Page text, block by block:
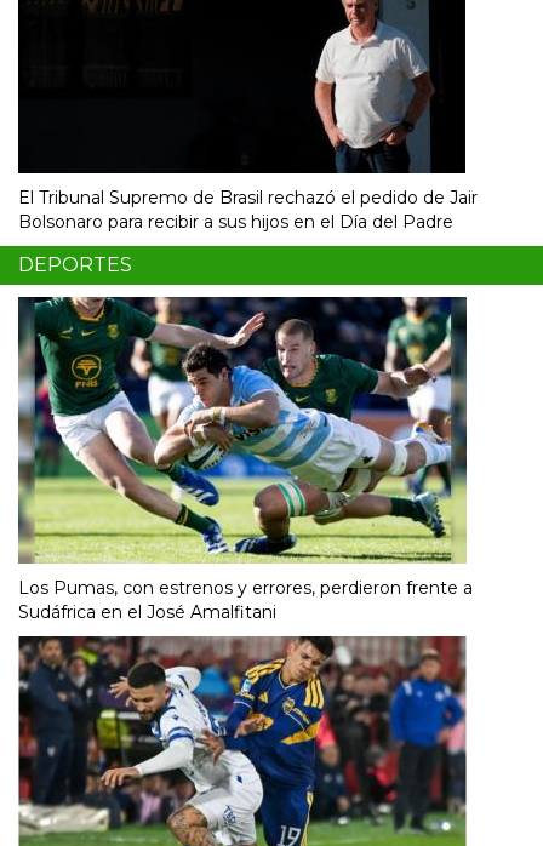
El Tribunal Supremo de Brasil rechazó el pedido de Jair
Bolsonaro para recibir a sus hijos en el Día del Padre
DEPORTES
Los Pumas, con estrenos y errores, perdieron frente a
Sudáfrica en el José Amalfitani